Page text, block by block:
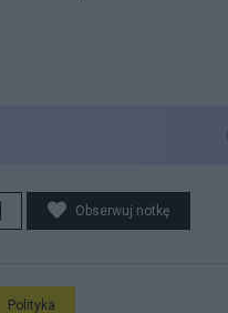
Obserwuj notkę
Polityka